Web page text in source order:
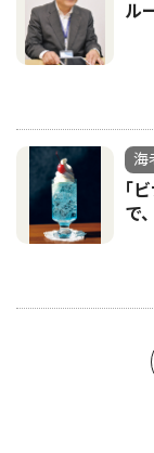
ル
海
｢
で